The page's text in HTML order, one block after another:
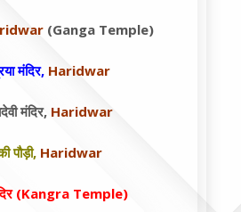
(Ganga Temple)
मंदिर, Haridwar
मंदिर, Haridwar
पौड़ी, Haridwar
(Kangra Temple)